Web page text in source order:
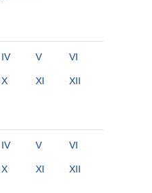
IV V VI
X XI XII
IV V VI
X XI XII